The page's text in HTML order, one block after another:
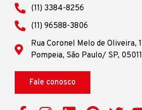
(11) 3384-8256
(11) 96588-3806
Rua Coronel Melo de Oliveira,
Pompeia, São Paulo/ SP,
Fale conosco